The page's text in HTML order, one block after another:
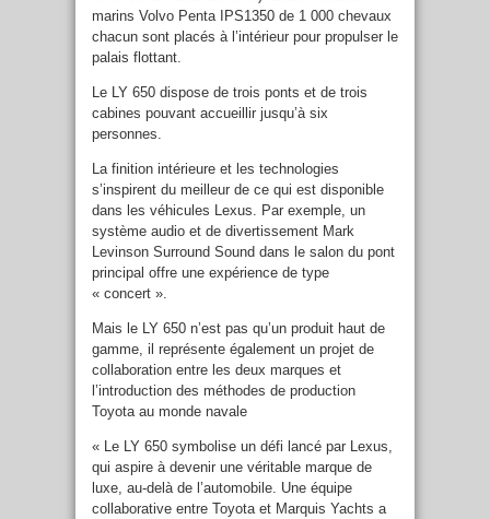
marins Volvo Penta IPS1350 de 1 000 chevaux
chacun sont placés à l’intérieur pour propulser le
palais flottant.
Le LY 650 dispose de trois ponts et de trois
cabines pouvant accueillir jusqu’à six
personnes.
La finition intérieure et les technologies
s’inspirent du meilleur de ce qui est disponible
dans les véhicules Lexus. Par exemple, un
système audio et de divertissement Mark
Levinson Surround Sound dans le salon du pont
principal offre une expérience de type
« concert ».
Mais le LY 650 n’est pas qu’un produit haut de
gamme, il représente également un projet de
collaboration entre les deux marques et
l’introduction des méthodes de production
Toyota au monde navale
« Le LY 650 symbolise un défi lancé par Lexus,
qui aspire à devenir une véritable marque de
luxe, au-delà de l’automobile. Une équipe
collaborative entre Toyota et Marquis Yachts a